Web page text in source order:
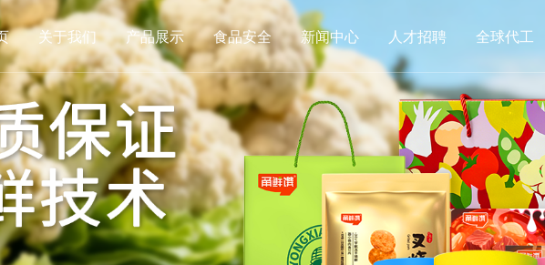
关于我们 产品展示 食品安全 新闻中心 人才招聘 全球代工